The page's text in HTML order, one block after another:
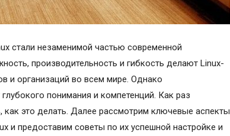
стали незаменимой частью современной
производительность и гибкость делают Linux-
и организаций во всем мире. Однако
понимания и компетенций. Как раз
как это делать. Далее рассмотрим ключевые аспекты
и предоставим советы по их успешной настройке и